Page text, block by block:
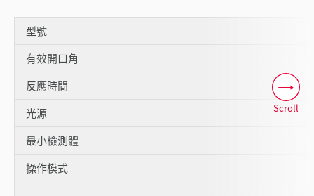
型號
有效開口角
反應時間
光源
最小檢測體
操作模式
Scroll